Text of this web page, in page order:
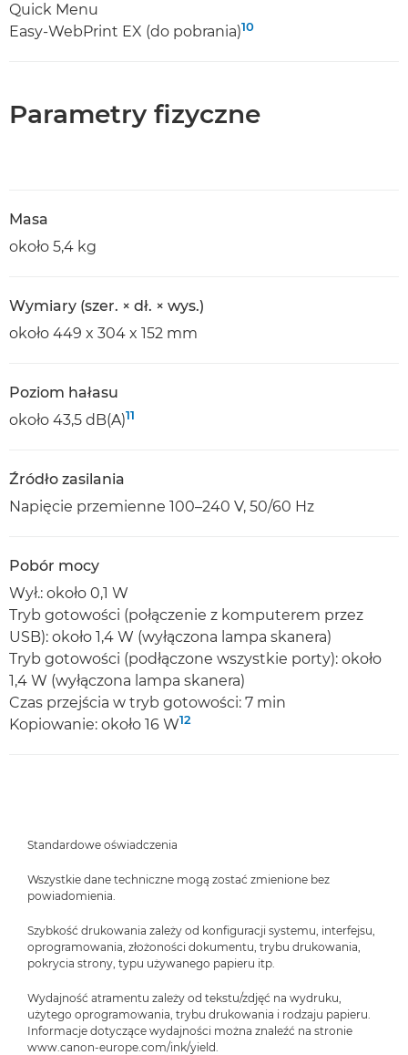
Quick Menu
Easy-WebPrint EX (do pobrania)10
Parametry fizyczne
Masa
około 5,4 kg
Wymiary (szer. × dł. × wys.)
około 449 x 304 x 152 mm
Poziom hałasu
około 43,5 dB(A)11
Źródło zasilania
Napięcie przemienne 100–240 V, 50/60 Hz
Pobór mocy
Wył.: około 0,1 W
Tryb gotowości (połączenie z komputerem przez
USB): około 1,4 W (wyłączona lampa skanera)
Tryb gotowości (podłączone wszystkie porty): około
1,4 W (wyłączona lampa skanera)
Czas przejścia w tryb gotowości: 7 min
Kopiowanie: około 16 W12
Standardowe oświadczenia
Wszystkie dane techniczne mogą zostać zmienione bez
powiadomienia.
Szybkość drukowania zależy od konfiguracji systemu, interfejsu,
oprogramowania, złożoności dokumentu, trybu drukowania,
pokrycia strony, typu używanego papieru itp.
Wydajność atramentu zależy od tekstu/zdjęć na wydruku,
użytego oprogramowania, trybu drukowania i rodzaju papieru.
Informacje dotyczące wydajności można znaleźć na stronie
www.canon-europe.com/ink/yield.